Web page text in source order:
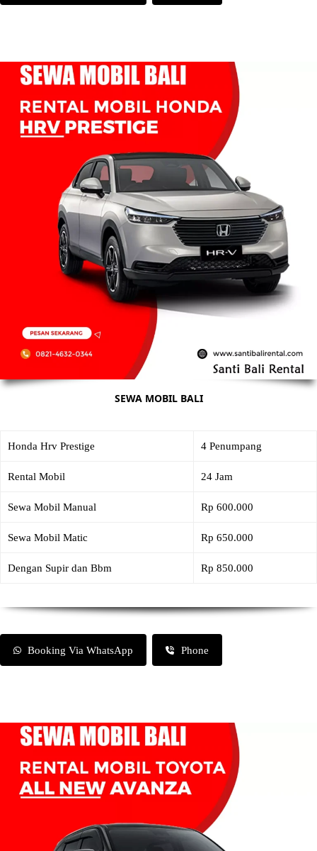
SEWA MOBIL BALI
Honda Hrv Prestige 4 Penumpang
Rental Mobil 24 Jam
Sewa Mobil Manual Rp 600.000
Sewa Mobil Matic Rp 650.000
Dengan Supir dan Bbm Rp 850.000
Booking Via WhatsApp Phone